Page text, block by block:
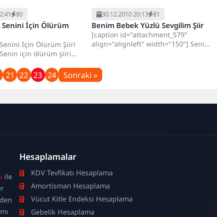
80
Senini İçin Ölürüm
Senini İçin Ölürüm Şiiri
Senin için ölürüm şiiri
30.12.2010 20:13 81
Benim Bebek Yüzlü Sevgilim Şiir
[caption id="attachment_579"
align="alignleft" width="150"] Seni
günlerim,saatlerim Ayırdı...
21 22 23 24 Sonraki »
ile
Hesaplamalar
KDV Tevfikatı Hesaplama
Amortisman Hesaplama
Vücut Kitle Endeksi Hesaplama
Gebelik Hesaplama